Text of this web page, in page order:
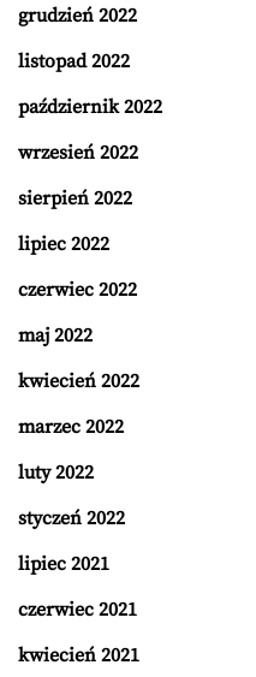
grudzień 2022
listopad 2022
październik 2022
wrzesień 2022
sierpień 2022
lipiec 2022
czerwiec 2022
maj 2022
kwiecień 2022
marzec 2022
luty 2022
styczeń 2022
lipiec 2021
czerwiec 2021
kwiecień 2021